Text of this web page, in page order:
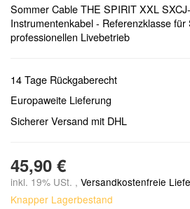
Sommer Cable THE SPIRIT XXL
Instrumentenkabel - Referenzklasse für
professionellen Livebetrieb
14 Tage Rückgaberecht
Europaweite Lieferung
Sicherer Versand mit DHL
45,90 €
inkl. 19% USt. , Versandkostenfreie
Knapper Lagerbestand